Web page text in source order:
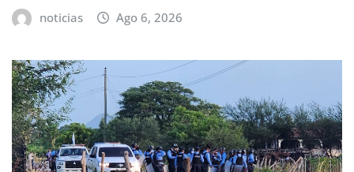
noticias Ago 6, 2026